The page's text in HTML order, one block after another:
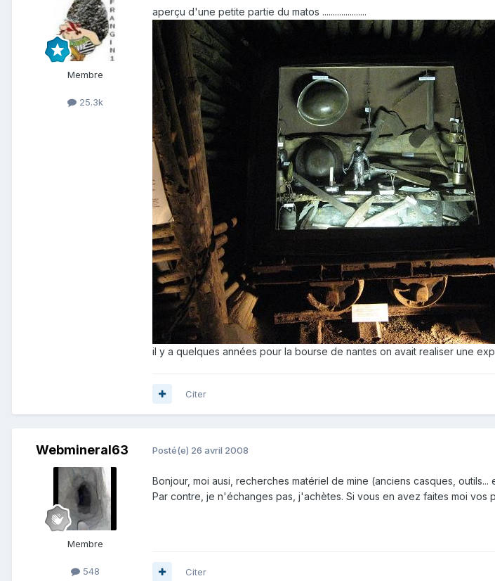
Membre
25.3k
aperçu d'une petite partie du matos .....................
il y a quelques années pour la bourse de nantes on avait realiser une
Citer
Webmineral63
Membre
548
Posté(e) 26 avril 2008
Bonjour, moi ausi, recherches matériel de mine (anciens casques,
Par contre, je n'échanges pas, j'achètes. Si vous en avez faites moi vos
Citer